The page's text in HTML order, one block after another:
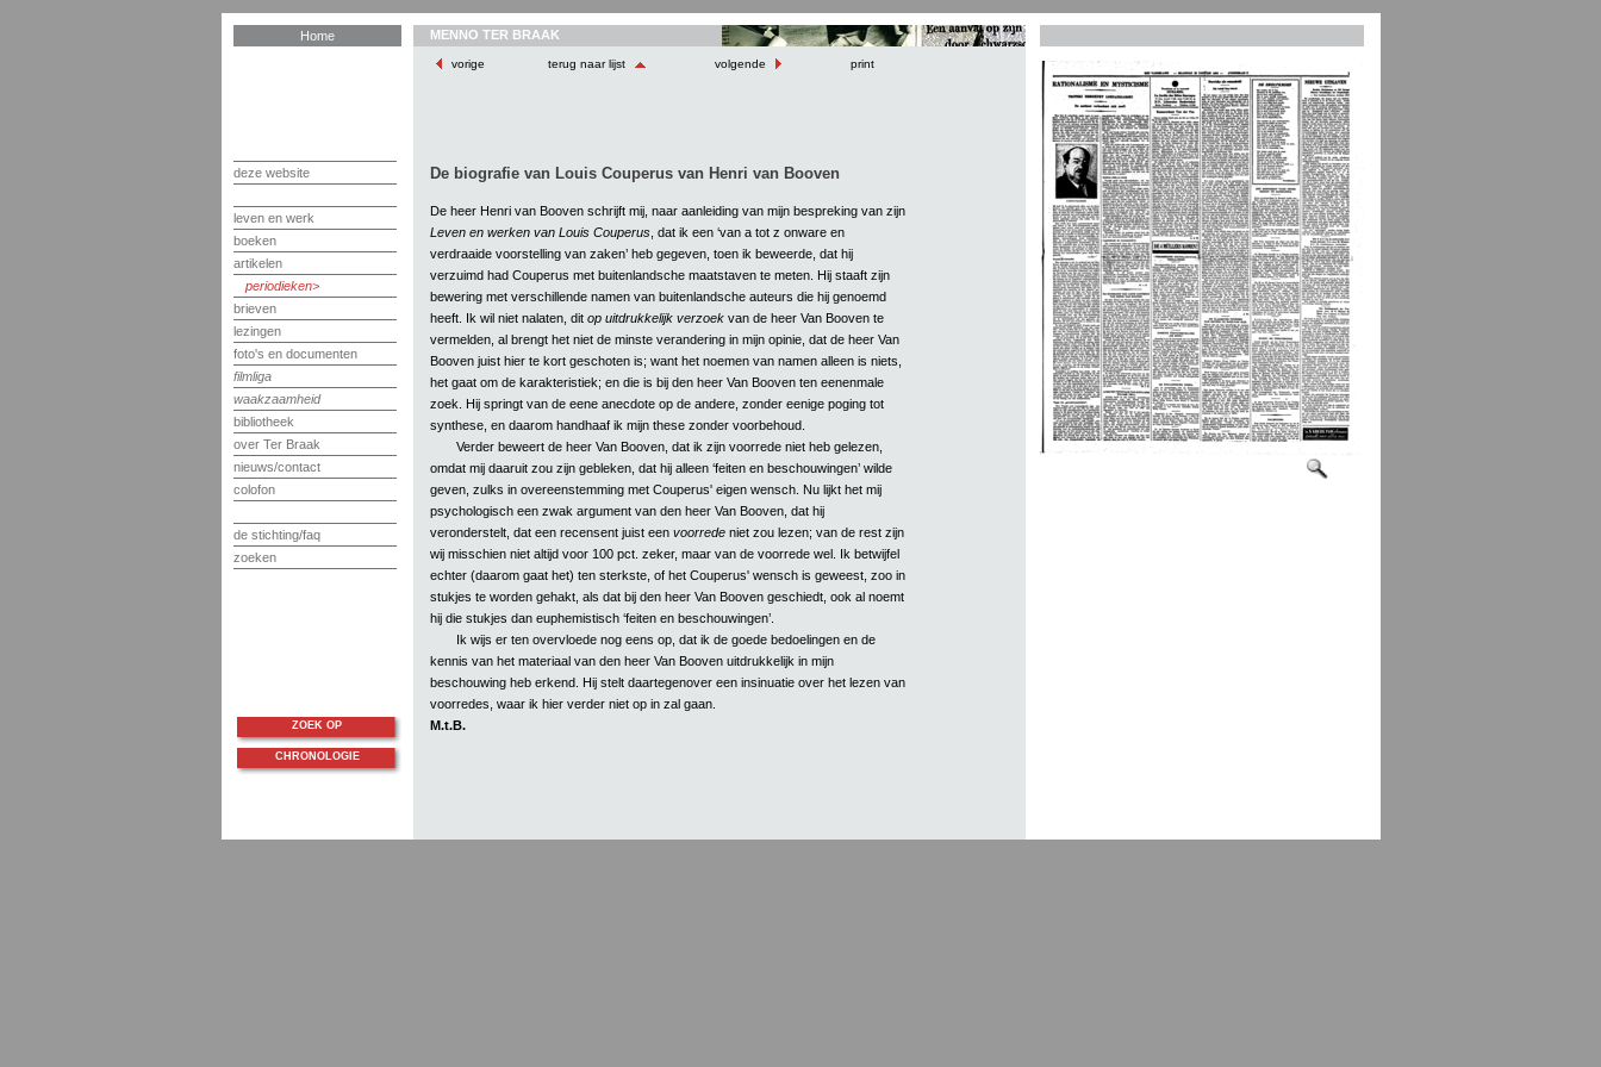
Home
deze website
leven en werk
boeken
artikelen
periodieken
brieven
lezingen
foto's en documenten
filmliga
waakzaamheid
bibliotheek
over Ter Braak
nieuws/contact
colofon
de stichting/faq
zoeken
MENNO TER BRAAK
vorige terug naar lijst volgende print
De biografie van Louis Couperus van Henri van Booven
De heer Henri van Booven schrijft mij, naar aanleiding van mijn bespreking van zijn
Leven en werken van Louis Couperus, dat ik een ‘van a tot z onware en
verdraaide voorstelling van zaken’ heb gegeven, toen ik beweerde, dat hij
verzuimd had Couperus met buitenlandsche maatstaven te meten. Hij staaft zijn
bewering met verschillende namen van buitenlandsche auteurs die hij genoemd
heeft. Ik wil niet nalaten, dit op uitdrukkelijk verzoekvan de heer Van Booven te
vermelden, al brengt het niet de minste verandering in mijn opinie, dat de heer Van
Booven juist hier te kort geschoten is; want het noemen van namen alleen is niets,
het gaat om de karakteristiek; en die is bij den heer Van Booven ten eenenmale
zoek. Hij springt van de eene anecdote op de andere, zonder eenige poging tot
synthese, en daarom handhaaf ik mijn these zonder voorbehoud.
Verder beweert de heer Van Booven, dat ik zijn voorrede niet heb gelezen,
omdat mij daaruit zou zijn gebleken, dat hij alleen ‘feiten en beschouwingen’ wilde
geven, zulks in overeenstemming met Couperus' eigen wensch. Nu lijkt het mij
psychologisch een zwak argument van den heer Van Booven, dat hij
veronderstelt, dat een recensent juist een voorredeniet zou lezen; van de rest zijn
wij misschien niet altijd voor 100 pct. zeker, maar van de voorrede wel. Ik betwijfel
echter (daarom gaat het) ten sterkste, of het Couperus' wensch is geweest, zoo in
stukjes te worden gehakt, als dat bij den heer Van Booven geschiedt, ook al noemt
hij die stukjes dan euphemistisch ‘feiten en beschouwingen’.
Ik wijs er ten overvloede nog eens op, dat ik de goede bedoelingen en de
kennis van het materiaal van den heer Van Booven uitdrukkelijk in mijn
beschouwing heb erkend. Hij stelt daartegenover een insinuatie over het lezen van
voorredes, waar ik hier verder niet op in zal gaan.
M.t.B.
ZOEK OP
CHRONOLOGIE